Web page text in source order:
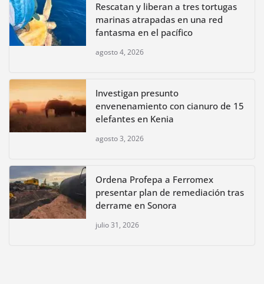
Rescatan y liberan a tres tortugas
marinas atrapadas en una red
fantasma en el pacífico
agosto 4, 2026
Investigan presunto
envenenamiento con cianuro de 15
elefantes en Kenia
agosto 3, 2026
Ordena Profepa a Ferromex
presentar plan de remediación tras
derrame en Sonora
julio 31, 2026